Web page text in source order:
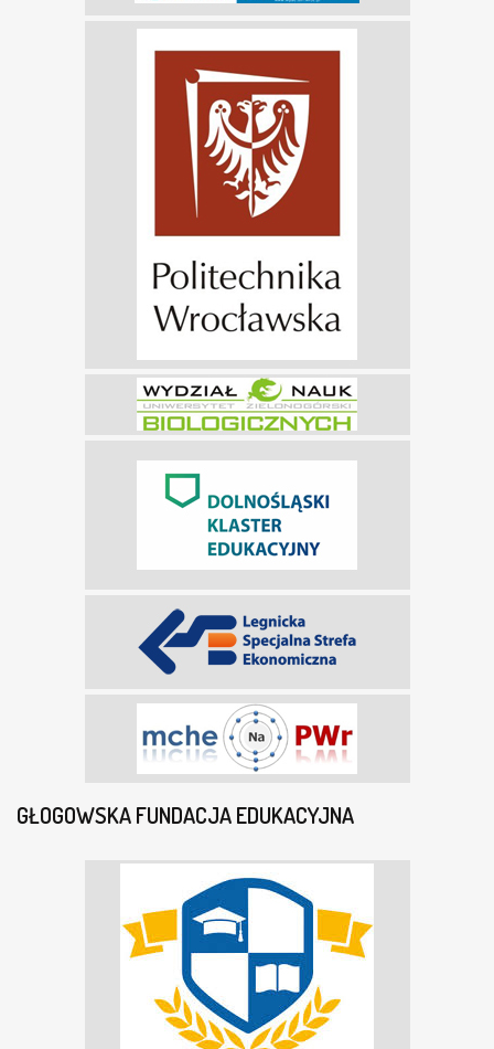
GŁOGOWSKA FUNDACJA EDUKACYJNA